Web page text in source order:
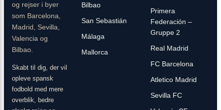
og rejser i byer
som Barcelona,
Madrid, Sevilla,
Valencia og
Bilbao.
Skabt til dig, der vil
opleve spansk
fodbold med mere
overblik, bedre
Bilbao
San Sebastián
Málaga
Mallorca
Primera
Federación –
Gruppe 2
Real Madrid
FC Barcelona
Atletico Madrid
Sevilla FC